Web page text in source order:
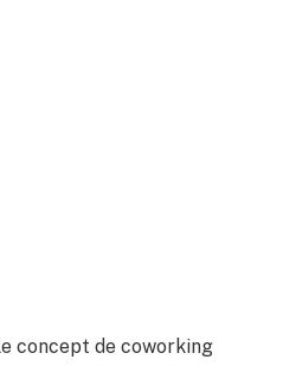
concept de coworking